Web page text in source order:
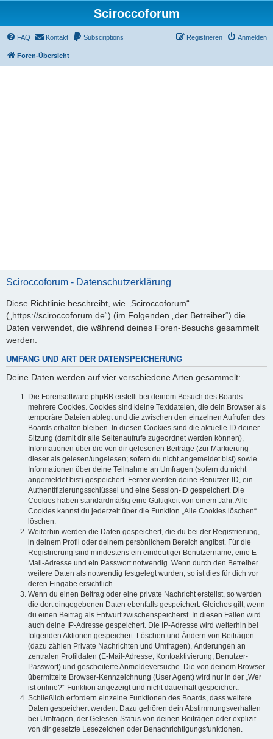
Sciroccoforum
FAQ Kontakt Subscriptions Anmelden
Registrieren
Foren-Übersicht
Sciroccoforum - Datenschutzerklärung
Diese Richtlinie beschreibt, wie „Sciroccoforum“
(„https://sciroccoforum.de“) (im Folgenden „der Betreiber“) die
Daten verwendet, die während deines Foren-Besuchs gesammelt
werden.
UMFANG UND ART DER DATENSPEICHERUNG
Deine Daten werden auf vier verschiedene Arten gesammelt:
Die Forensoftware phpBB erstellt bei deinem Besuch des Boards
mehrere Cookies. Cookies sind kleine Textdateien, die dein Browser als
temporäre Dateien ablegt und die zwischen den einzelnen Aufrufen des
Boards erhalten bleiben. In diesen Cookies sind die aktuelle ID deiner
Sitzung (damit dir alle Seitenaufrufe zugeordnet werden können),
Informationen über die von dir gelesenen Beiträge (zur Markierung
dieser als gelesen/ungelesen; sofern du nicht angemeldet bist) sowie
Informationen über deine Teilnahme an Umfragen (sofern du nicht
angemeldet bist) gespeichert. Ferner werden deine Benutzer-ID, ein
Authentifizierungsschlüssel und eine Session-ID gespeichert. Die
Cookies haben standardmäßig eine Gültigkeit von einem Jahr. Alle
Cookies kannst du jederzeit über die Funktion „Alle Cookies löschen“
löschen.
Weiterhin werden die Daten gespeichert, die du bei der Registrierung,
in deinem Profil oder deinem persönlichem Bereich angibst. Für die
Registrierung sind mindestens ein eindeutiger Benutzername, eine E-
Mail-Adresse und ein Passwort notwendig. Wenn durch den Betreiber
weitere Daten als notwendig festgelegt wurden, so ist dies für dich vor
deren Eingabe ersichtlich.
Wenn du einen Beitrag oder eine private Nachricht erstellst, so werden
die dort eingegebenen Daten ebenfalls gespeichert. Gleiches gilt, wenn
du einen Beitrag als Entwurf zwischenspeicherst. In diesen Fällen wird
auch deine IP-Adresse gespeichert. Die IP-Adresse wird weiterhin bei
folgenden Aktionen gespeichert: Löschen und Ändern von Beiträgen
(dazu zählen Private Nachrichten und Umfragen), Änderungen an
zentralen Profildaten (E-Mail-Adresse, Kontoaktivierung, Benutzer-
Passwort) und gescheiterte Anmeldeversuche. Die von deinem Browser
übermittelte Browser-Kennzeichnung (User Agent) wird nur in der „Wer
ist online?“-Funktion angezeigt und nicht dauerhaft gespeichert.
Schließlich erfordern einzelne Funktionen des Boards, dass weitere
Daten gespeichert werden. Dazu gehören dein Abstimmungsverhalten
bei Umfragen, der Gelesen-Status von deinen Beiträgen oder explizit
von dir gesetzte Lesezeichen oder Benachrichtigungsfunktionen.